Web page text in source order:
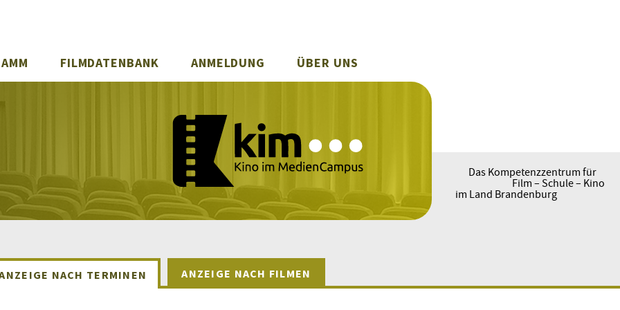
FILMDATENBANK ANMELDUNG ÜBER UNS
Das Kompetenzzentrum für
Film – Schule – Kino
im Land Brandenburg
NACH TERMINEN ANZEIGE NACH FILMEN